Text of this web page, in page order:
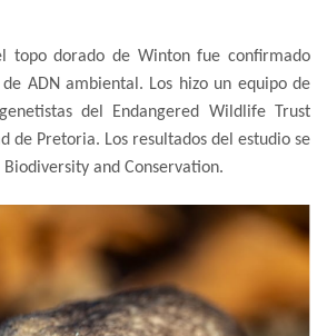
topo dorado de Winton fue confirmado
ADN ambiental. Los hizo un equipo de
del Endangered Wildlife Trust
de Pretoria. Los resultados del estudio se
and Conservation.